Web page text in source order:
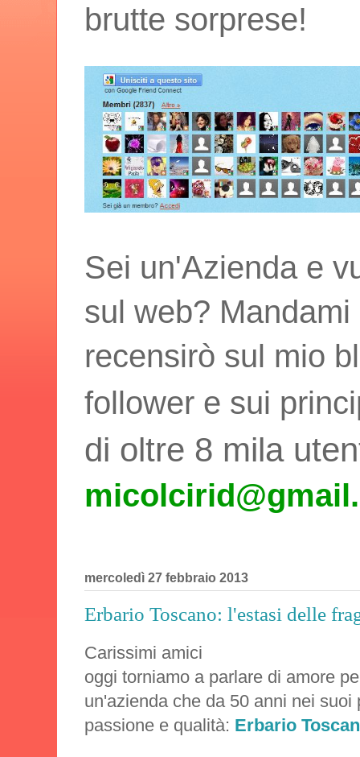
brutte sorprese!
Sei un'Azienda e
sul web?
recensirò sul mio
follower e sui
di oltre 8 mila
mercoledì 27 febbraio 2013
Erbario Toscano: l'estasi delle
Carissimi amici
oggi torniamo a parlare di amore
un'azienda che da 50 anni nei suoi
passione e qualità: Erbario